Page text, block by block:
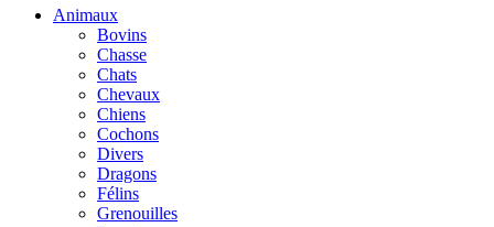
Animaux
Bovins
Chasse
Chats
Chevaux
Chiens
Cochons
Divers
Dragons
Félins
Grenouilles